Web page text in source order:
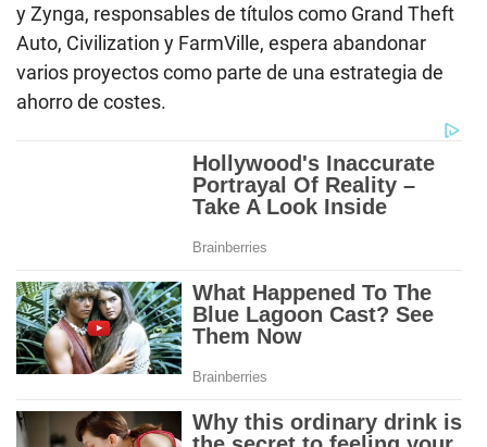
y Zynga, responsables de títulos como Grand Theft
Auto, Civilization y FarmVille, espera abandonar
varios proyectos como parte de una estrategia de
ahorro de costes.